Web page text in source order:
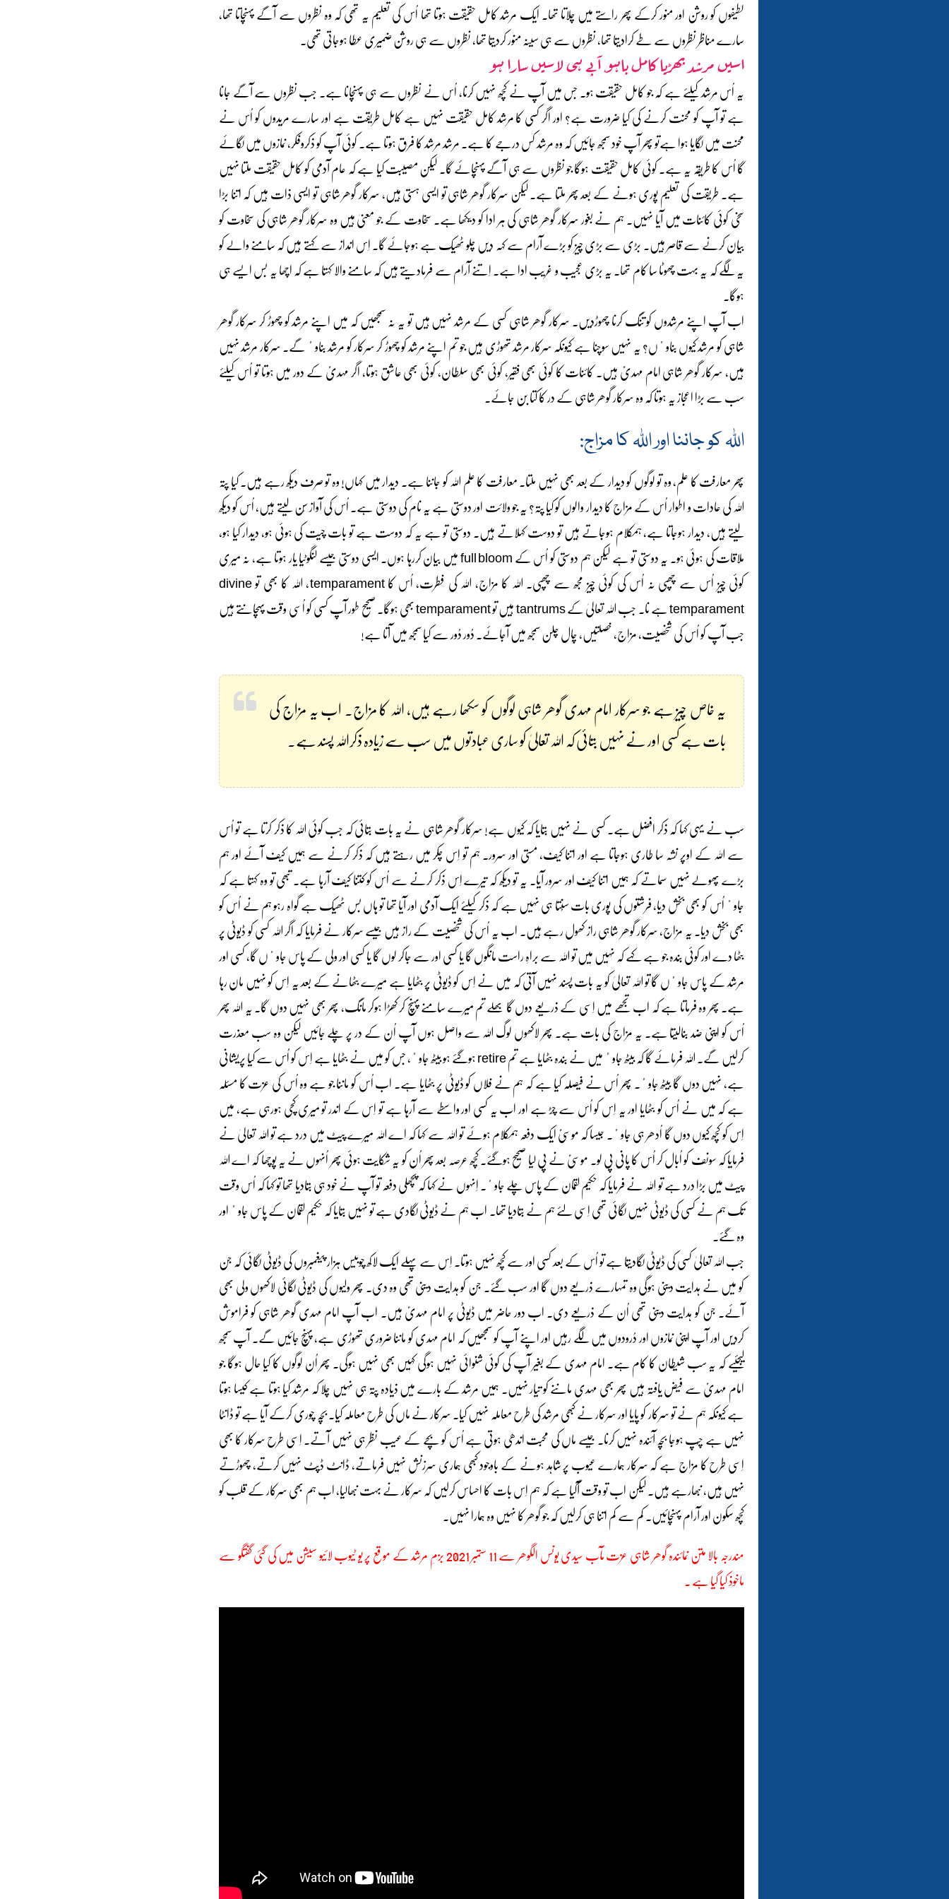
لطیفوں کو روشن اور منور کرکے پھر راستے میں چلاتا تھا۔ ایک مرشد کامل حقیقت ہوتا تھا اُس کی تعلیم یہ تھی کہ وہ نظروں سے آگے پہنچاتا تھا،
سارے مناظر نظروں سے طے کرادیتا تھا، نظروں سے ہی سینہ منور کردیتا تھا، نظروں سے ہی روشن ضمیری عطا ہوجاتی تھی۔
اسیں مرشد پھڑیا کامل باہو، آپے ہی لاسیں سارا ہو
یہ اُس مرشد کیلئے ہے کہ جو کامل حقیقت ہو۔ جس میں آپ نے کچھ نہیں کرنا، اُس نے نظروں سے ہی پہنچانا ہے۔ جب نظروں سے آگے جانا
ہے تو آپ کو محنت کرنے کی کیا ضرورت ہے؟ اور اگر کسی کا مرشد کامل حقیقت نہیں ہے کامل طریقت ہے اور سارے مریدوں کو اُس نے
محنت میں لگایا ہوا ہےتو پھر آپ خود سمجھ جائیں کہ وہ مرشد کس درجے کا ہے۔ مرشد مرشد کا فرق ہوتا ہے۔ کوئی آپ کو ذکروفکر، نمازوں میں لگائے
گا اُس کا طریقہ یہ ہے۔ کوئی کامل حقیقت ہوگا جو نظروں سے ہی آگے پہنچائے گا۔ لیکن مصیبت کیا ہے کہ عام آدمی کو کامل حقیقت ملتا نہیں
ہے۔ طریقت کی تعلیم پوری ہونے کے بعد پھر ملتا ہے۔ لیکن سرکار گوھر شاہی تو ایسی ہستی ہیں، سرکار گوھر شاہی تو ایسی ذات ہیں کہ اتنا بڑا
سخی کوئی کائنات میں آیا نہیں۔ ہم نے بغور سرکار گوھر شاہی کی ہر ادا کو دیکھا ہے۔ سخاوت کے جو معنیٰ ہیں وہ سرکار گوھر شاہی کی سخاوت کو
بیان کرنے سے قاصر ہیں۔ بڑی سے بڑی چیز کو بڑے آرام سے کہہ دیں چلو ٹھیک ہے ہوجائے گا۔ اِس انداز سے کہتے ہیں کہ سامنے والے کو
یہ لگے کہ یہ بہت چھوٹا سا کام تھا۔ یہ بڑی عجیب و غریب ادا ہے۔ اِتنے آرام سے فرمادیتے ہیں کہ سامنے والا کہتا ہے کہ اچھا یہ بس ایسے ہی
ہوگا۔
اب آپ اپنے مرشدوں کو تنگ کرنا چھوڑدیں۔ سرکار گوھر شاہی کسی کے مرشد نہیں ہیں تو یہ نہ سمجھیں کہ میں اپنے مرشد کو چھوڑ کر سرکار گوھر
شاہی کو مرشد کیوں بناوٴں؟ یہ نہیں سوچنا ہے کیونکہ سرکار مرشد تھوڑی ہیں جو تم اپنے مرشد کو چھوڑ کر سرکار کو مرشد بناوٴ گے۔ سرکار مرشد نہیں
ہیں، سرکار گوھر شاہی امام مہدیؑ ہیں۔ کائنات کا کوئی بھی فقیر، کوئی بھی سلطان، کوئی بھی عاشق ہوتا، اگر مہدیؑ کے دور میں ہوتا تو اُس کیلئے
سب سے بڑا اعجاز یہ ہوتا کہ وہ سرکار گوھر شاہی کے در کا کتا بن جائے۔
اللہ کو جاننا اور اللہ کا مزاج:
پھر معارفت کا علم، وہ تو لوگوں کو دیدار کے بعد بھی نہیں ملتا۔ معارفت کا علم اللہ کو جاننا ہے۔ دیدار میں کہاں! وہ تو صرف دیکھ رہے ہیں۔ کیا پتہ
اللہ کی عادات و اطوار اُس کے مزاج کا دیدار والوں کو کیا پتہ؟ یہ جو ولائت اور دوستی ہے یہ نام کی دوستی ہے۔ اُس کی آواز سُن لیتے ہیں، اُس کو دیکھ
لیتے ہیں، دیدار ہوجاتا ہے، ہمکلام ہوجاتے ہیں تو دوست کہلاتے ہیں۔ دوستی تو ہے یہ کہ دوست ہے تو بات چیت کی ہوئی ہو، دیدار کیا ہو،
ملاقات کی ہوئی ہو۔ یہ دوستی تو ہے لیکن ہم دوستی کو اُس کے full bloom میں بیان کررہا ہوں۔ ایسی دوستی جیسے لنگوٹیا یار ہوتا ہے، نہ میری
کوئی چیز اُس سے چُھپی نہ اُس کی کوئی چیز مجھ سے چُھپی۔ اللہ کا مزاج، اللہ کی فطرت، اُس کا temparament، اللہ کا بھی تو divine
temparament ہے نا۔ جب اللہ تعالیٰ کے tantrums ہیں تو temparament بھی ہوگا۔ صحیح طور آپ کسی کو اُسی وقت پہچانتے ہیں
جب آپ کو اُس کی شخصیت، مزاج، خصلتیں، چال چلن سمجھ میں آجائے۔ دُور دُور سے کیا سمجھ میں آتا ہے!
یہ خاص چیز ہے جو سرکار امام مہدی گوھر شاہی لوگوں کو سکھا رہے ہیں، اللہ کا مزاج۔ اب یہ مزاج کی
بات ہے کسی اور نے نہیں بتائی کہ اللہ تعالیٰ کو ساری عبادتوں میں سب سے زیادہ ذکراللہ پسند ہے۔
سب نے یہی کہا کہ ذکر افضل ہے۔ کسی نے نہیں بتایا کہ کیوں ہے! سرکار گوھر شاہی نے یہ بات بتائی کہ جب کوئی اللہ کا ذکر کرتا ہے تو اُس
سے اللہ کے اوپر نشہ سا طاری ہوجاتا ہے اور اتنا کیف، مستی اور سرور۔ ہم تو اِس چکر میں رہتے ہیں کہ ذکر کرنے سے ہمیں کیف آئے اور ہم
بڑے پھولے نہیں سماتے کہ ہمیں اتنا کیف اور سرور آیا۔ یہ تو دیکھ کہ تیرے اِس ذکر کرنے سے اُس کو کتنا کیف آرہا ہے۔ تبھی تو وہ کہتا ہے کہ
جاوٴ اُس کو بھی بخش دیا، فرشتوں کی پوری بات سُنتا ہی نہیں ہے کہ ذکر کیلئے ایک آدمی اور آیا تھا تو ہاں بس ٹھیک ہے گواہ رہو ہم نے اُس کو
بھی بخش دیا۔ یہ مزاج، سرکار گوھر شاہی راز کھول رہے ہیں۔ اب یہ اُس کی شخصیت کے راز ہیں جیسے سرکار نے فرمایا کہ اگر اللہ کسی کو ڈیوٹی پر
بٹھا دے اور کوئی بندہ جو ہے کہے کہ نہیں میں تو اللہ سے براہِ راست مانگوں گا یا کسی اور سے جاکر لوں گا یا کسی اور ولی کے پاس جاوٴں گا، کسی اور
مرشد کے پاس جاوٴں گا تو اللہ تعالیٰ کو یہ بات پسند نہیں آتی کہ میں نے اِس کو ڈیوٹی پر بٹھایا ہے میرے بٹھانے کے بعد یہ اِس کو نہیں مان رہا
ہے۔ پھر وہ فرماتا ہے کہ اب تجھے میں اِسی کے ذریعے دوں گا بھلے تم میرے سامنے پہنچ کر کھڑا ہوکر مانگ، پھر بھی نہیں دوں گا۔ یہ اللہ پھر
اُس کو اپنی ضد بنالیتا ہے۔ یہ مزاج کی بات ہے۔ پھر لاکھوں لوگ اللہ سے واصل ہوں آپ اُن کے در پر چلے جائیں لیکن وہ سب معذرت
کرلیں گے۔ اللہ فرمائے گا کہ بیٹھ جاوٴ میں نے بندہ بٹھایا ہے تم retire ہوگئے ہو بیٹھ جاوٴ، جس کو میں نے بٹھایا ہے اِس کو اُس سے کیا پریشانی
ہے، نہیں دوں گا بیٹھ جاوٴ۔ پھر اُس نے فیصلہ کیا ہے کہ ہم نے فلاں کو ڈیوٹی پر بٹھایا ہے۔ اب اُس کو ماننا جو ہے وہ اُس کی عزت کا مسئلہ
ہے کہ میں نے اُس کو بٹھایا اور یہ اِس کو اُس سے چِڑ ہے اور اب یہ کسی اور واسطے سے آرہا ہے تو اِس کے اندر تو میری کچی ہورہی ہے، میں
اِس کو کچھ کیوں دوں گا اُدھر ہی جاوٴ۔ جیسا کہ موسٰیؑ ایک دفعہ ہمکلام ہوئے تو اللہ سے کہا کہ اے اللہ میرے پیٹ میں درد ہے تو اللہ تعالیٰ نے
فرمایا کہ سونف کو اُبال کر اُس کا پانی پی لو۔ موسٰیؑ نے پی لیا صحیح ہوگئے۔ کچھ عرصہ بعد پھر اُن کو یہ شکایت ہوئی پھر اُنہوں نے یہ پوچھا کہ اے اللہ
پیٹ میں بڑا درد ہے تو اللہ نے فرمایا کہ حکیم لقمان کے پاس چلے جاوٴ۔ اِنہوں نے کہا کہ پچھلی دفعہ تو آپ نے خود ہی بتادیا تھا تو کہا کہ اُس وقت
تک ہم نے کسی کی ڈیوٹی نہیں لگائی تھی اِسی لئے ہم نے بتادیا تھا۔ اب ہم نے ڈیوٹی لگادی ہے تو نہیں بتایا کہ حکیم لقمان کے پاس جاوٴ اور
وہ گئے۔
جب اللہ تعالیٰ کسی کی ڈیوٹی لگادیتا ہے تو اُس کے بعد کسی اور سے کچھ نہیں ہوتا۔ اِس سے پہلے ایک لاکھ چوبیس ہزار پیغمبروں کی ڈیوٹی لگائی کہ جن
کو میں نے ہدایت دینی ہوگی وہ تمہارے ذریعے دوں گا اور سب گئے۔ جن کو ہدایت دینی تھی وہ دی۔ پھر ولیوں کی ڈیوٹی لگائی لاکھوں ولی بھی
آئے۔ جن کو ہدایت دینی تھی اُن کے ذریعے دی۔ اب دور حاضر میں ڈیوٹی پر امام مہدیؑ ہیں۔ اب آپ امام مہدی گوھر شاہی کو فراموش
کردیں اور آپ اپنی نمازوں اور دُرودوں میں لگے رہیں اور اپنے آپ کو سمجھیں کہ امام مہدی کو ماننا ضروری تھوڑی ہے، پہنچ جائیں گے۔ آپ سمجھ
لیجئیے کہ یہ سب شیطان کا کام ہے۔ امام مہدی کے بغیر آپ کی کوئی شنوائی نہیں ہوگی کہیں بھی نہیں ہوگی۔ پھر اُن لوگوں کا کیا حال ہوگا جو
امام مہدیؑ سے فیض یافتہ ہیں پھر بھی مہدی ماننے کو تیار نہیں۔ ہمیں مرشد کے بارے میں ذیادہ پتہ ہی نہیں چلا کہ مرشد کیا ہوتا ہے کیسا ہوتا
ہے کیونکہ ہم نے تو سرکار کو پایا اور سرکار نے کبھی مرشد کی طرح معاملہ نہیں کیا۔ سرکار نے ماں کی طرح معاملہ کیا۔ بچہ چوری کرکے آیا ہے تو ڈانٹا
نہیں ہے چُپ ہوجا بچہ آئندہ نہیں کرنا۔ جیسے ماں کی محبت اندھی ہوتی ہے اُس کو بچے کے عیب نظر ہی نہیں آتے۔ اِسی طرح سرکار کا بھی
اِسی طرح کا مزاج ہے کہ سرکار ہمارے عیوب پر شاہد ہونے کے باوجود کبھی ہماری سرزنش نہیں فرماتے، ڈانٹ ڈپٹ نہیں کرتے، چھوڑتے
نہیں ہیں، نبھارہے ہیں۔ لیکن اب تو وقت آگیا ہے کہ ہم اِس بات کا احساس کرلیں کہ سرکار نے بہت نبھالیا، اب ہم بھی سرکار کے قلب کو
کچھ سکون اور آرام پہنچائیں۔ کم سے کم اتنا ہی کرلیں کہ جو گوھر کا نہیں وہ ہمارا نہیں۔
مندرجہ بالا متن نمائندہ گوھر شاہی عزت مآب سیدی یونس الگوھر سے 11 ستمبر 2021 بزمِ مرشد کے موقع پر یو ٹیوب لائیو سیشن میں کی گئی گفتگو سے
ماخوذ کیا گیا ہے ۔